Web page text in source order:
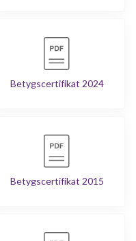
Betygscertifikat 2024
Betygscertifikat 2015